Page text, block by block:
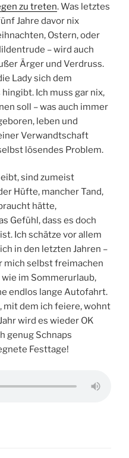
zu treten. Was letztes
Jahre davor nix
Ostern, oder
– wird auch
Ärger und Verdruss.
Lady sich dem
Ich muss gar nix,
soll – was auch immer
leben und
Verwandtschaft
lösendes Problem.
sind zumeist
Hüfte, mancher Tand,
hätte,
Gefühl, dass es doch
Ich schätze vor allem
in den letzten Jahren –
mich selbst freimachen
im Sommerurlaub,
endlos lange Autofahrt.
mit dem ich feiere, wohnt
wird es wieder OK
genug Schnaps
Festtage!